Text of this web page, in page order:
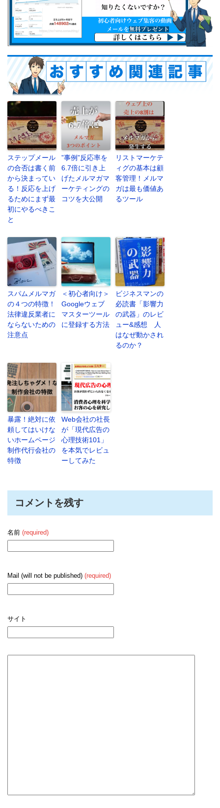
ステップメール
の合否は書く前
から決まってい
る！反応を上げ
るためにまず最
初にやるべきこ
と
”事例”反応率を
6.7倍に引き上
げたメルマガマ
ーケティングの
コツを大公開
リストマーケテ
ィグの基本は顧
客管理！メルマ
ガは最も価値あ
るツール
スパムメルマガ
の４つの特徴！
法律違反業者に
ならないための
注意点
＜初心者向け＞
Googleウェブ
マスターツール
に登録する方法
ビジネスマンの
必読書「影響力
の武器」のレビ
ュー&感想 人
はなぜ動かされ
るのか？
暴露！絶対に依
頼してはいけな
いホームページ
制作代行会社の
特徴
Web会社の社長
が「現代広告の
心理技術101」
を本気でレビュ
ーしてみた
コメントを残す
名前 (required)
Mail (will not be published) (required)
サイト